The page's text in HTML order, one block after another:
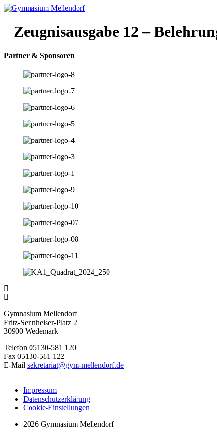
Zum
wechseln
Zeugnisausgabe 12 –
Partner & Sponsoren
Gymnasium Mellendorf
Fritz-Sennheiser-Platz 2
30900 Wedemark
Telefon 05130-581 120
Fax 05130-581 122
E-Mail sekretariat@gym-mellendorf.de
Impressum
Datenschutzerklärung
Cookie-Einstellungen
2026 Gymnasium Mellendorf